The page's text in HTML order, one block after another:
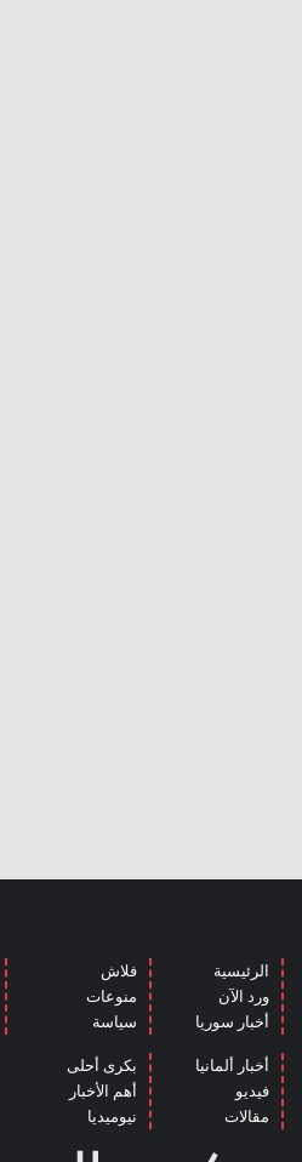
الرئيسية
ورد الآن
أخبار سوريا
فلاش
منوعات
سياسة
أخبار ألمانيا
فيديو
مقالات
بكرى أحلى
أهم الأخبار
نيوميديا